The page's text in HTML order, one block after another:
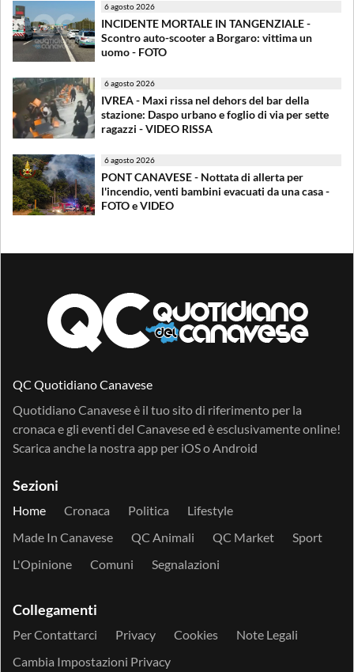
6 agosto 2026
INCIDENTE MORTALE IN TANGENZIALE -
Scontro auto-scooter a Borgaro: vittima un
uomo - FOTO
6 agosto 2026
IVREA - Maxi rissa nel dehors del bar della
stazione: Daspo urbano e foglio di via per sette
ragazzi - VIDEO RISSA
6 agosto 2026
PONT CANAVESE - Nottata di allerta per
l'incendio, venti bambini evacuati da una casa -
FOTO e VIDEO
QC Quotidiano Canavese
Quotidiano Canavese è il tuo sito di riferimento per la
cronaca e gli eventi del Canavese ed è esclusivamente online!
Scarica anche la nostra app per iOSo Android
Sezioni
Home Cronaca Politica
Lifestyle
Made In Canavese
QC Animali QC Market
Sport
L'Opinione
Comuni Segnalazioni
Collegamenti
Per Contattarci Privacy Cookies
Note Legali
Cambia Impostazioni Privacy